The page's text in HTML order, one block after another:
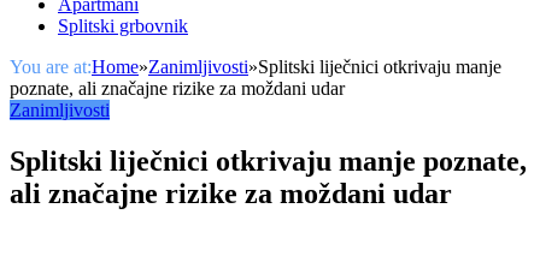
Apartmani
Splitski grbovnik
You are at:Home»Zanimljivosti»Splitski liječnici otkrivaju manje
poznate, ali značajne rizike za moždani udar
Zanimljivosti
Splitski liječnici otkrivaju manje poznate,
ali značajne rizike za moždani udar